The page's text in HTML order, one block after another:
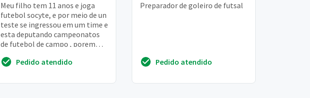
Meu filho tem 11 anos e joga
futebol socyte, e por meio de un
teste se ingressou em um time e
esta deputando campeonatos
de futebol de campo , porem
condicionamento ruim ...
Pedido atendido
Preparador de goleiro de futsal
Pedido atendido